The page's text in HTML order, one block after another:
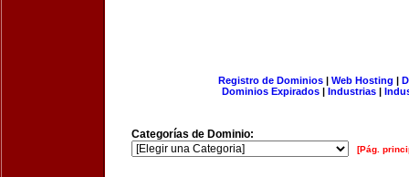
Registro de Dominios| Web Hosting |
Dominios Expirados | Industrias |
Categorías de Dominio:
[Pág.